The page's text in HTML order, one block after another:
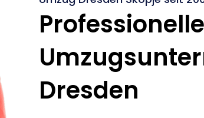
Dresden